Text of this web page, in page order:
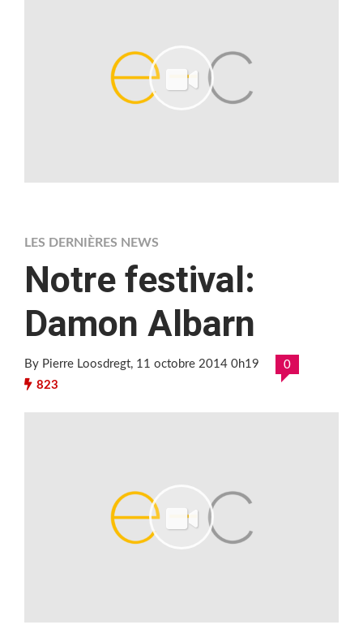
LES DERNIÈRES NEWS
Notre festival:
Damon Albarn
By Pierre Loosdregt, 11 octobre 2014 0h19
0
823